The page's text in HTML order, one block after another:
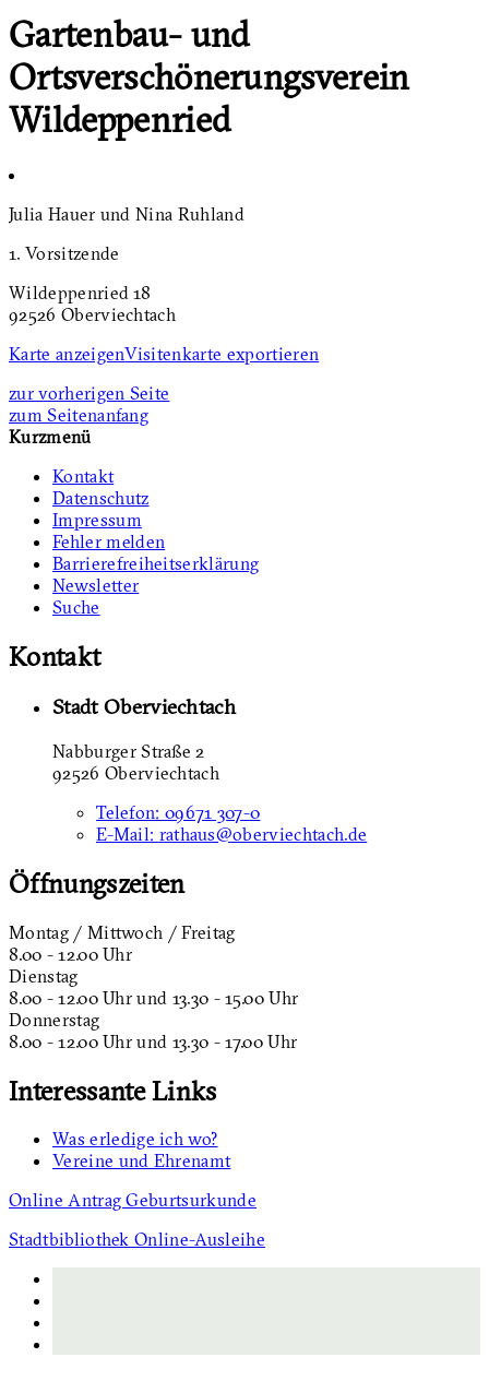
Gartenbau- und
Ortsverschönerungsverein
Wildeppenried
Julia Hauer und Nina Ruhland
1. Vorsitzende
Wildeppenried 18
92526 Oberviechtach
Karte anzeigenVisitenkarte exportieren
zur vorherigen Seite
zum Seitenanfang
Kurzmenü
Kontakt
Datenschutz
Impressum
Fehler melden
Barrierefreiheitserklärung
Newsletter
Suche
Kontakt
Stadt Oberviechtach
Nabburger Straße 2
92526 Oberviechtach
Telefon: 09671 307-0
E-Mail: rathaus@oberviechtach.de
Öffnungszeiten
Montag / Mittwoch / Freitag
8.00 - 12.00 Uhr
Dienstag
8.00 - 12.00 Uhr und 13.30 - 15.00 Uhr
Donnerstag
8.00 - 12.00 Uhr und 13.30 - 17.00 Uhr
Interessante Links
Was erledige ich wo?
Vereine und Ehrenamt
Online Antrag Geburtsurkunde
Stadtbibliothek Online-Ausleihe